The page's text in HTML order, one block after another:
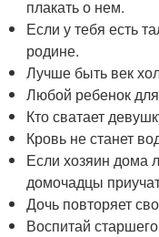
плакать о нем.
Если у тебя есть
родине.
Лучше быть век
Любой ребенок
Кто сватает
Кровь не станет
Если хозяин дома
домочадцы
Дочь повторяет
Воспитай